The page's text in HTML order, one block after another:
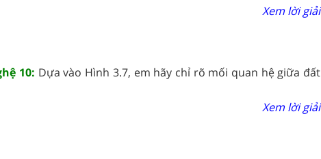
Xem lời giải
10: Dựa vào Hình 3.7, em hãy chỉ rõ mối quan hệ giữa đất
Xem lời giải